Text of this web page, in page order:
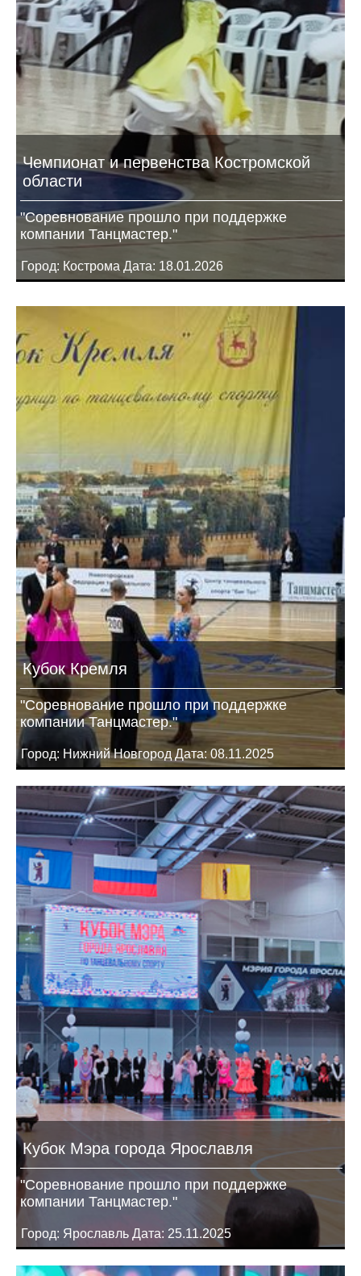
Чемпионат и первенства Костромской
области
"Соревнование прошло при поддержке
компании Танцмастер."
Город: Кострома Дата: 18.01.2026
Кубок Кремля
"Соревнование прошло при поддержке
компании Танцмастер."
Город: Нижний Новгород Дата: 08.11.2025
Кубок Мэра города Ярославля
"Соревнование прошло при поддержке
компании Танцмастер."
Город: Ярославль Дата: 25.11.2025